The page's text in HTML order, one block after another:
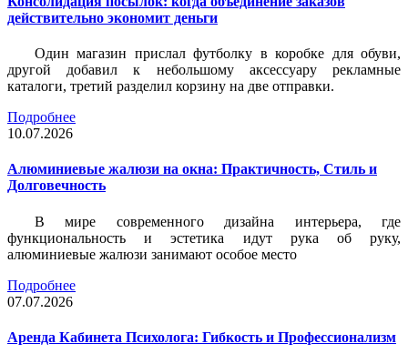
действительно экономит деньги
Один магазин прислал футболку в коробке для обуви,
другой добавил к небольшому аксессуару рекламные
каталоги, третий разделил корзину на две отправки.
Подробнее
10.07.2026
Алюминиевые жалюзи на окна: Практичность, Стиль и
Долговечность
В мире современного дизайна интерьера, где
функциональность и эстетика идут рука об руку,
алюминиевые жалюзи занимают особое место
Подробнее
07.07.2026
Аренда Кабинета Психолога: Гибкость и Профессионализм